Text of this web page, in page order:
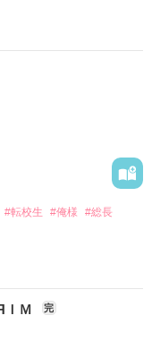
！
なれて幸せなはずの
#転校生 #俺様
#総長
ＩＭ 完